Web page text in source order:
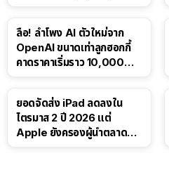
ลือ! ลำโพง AI ตัวใหม่จาก
OpenAI ขนาดเท่าลูกฮอกกี้
คาดราคาเริ่มราว 10,000
ยอดจัดส่ง iPad ลดลงใน
ไตรมาส 2 ปี 2026 แต่
Apple ยังครองผู้นำตลาด